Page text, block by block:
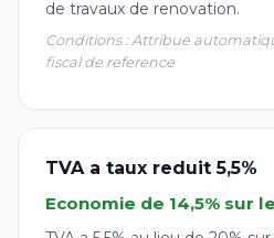
de travaux de renovation.
Conditions : Attribue
fiscal de reference
TVA a taux reduit 5,5%
Economie de 14,5% sur